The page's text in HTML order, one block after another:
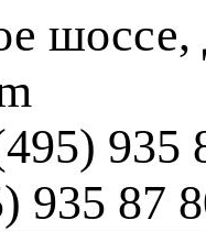
935
935 87